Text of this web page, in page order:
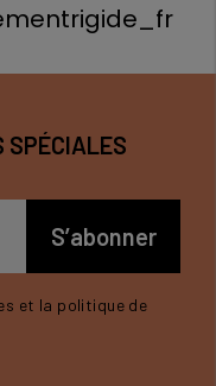
SPÉCIALES
et la politique de